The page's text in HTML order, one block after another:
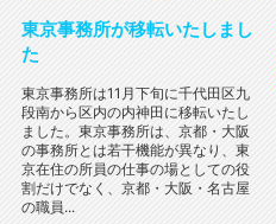
東京事務所が移転いたしまし
た
東京事務所は11月下旬に千代田区九
段南から区内の内神田に移転いたし
ました。東京事務所は、京都・大阪
の事務所とは若干機能が異なり、東
京在住の所員の仕事の場としての役
割だけでなく、京都・大阪・名古屋
の職員...